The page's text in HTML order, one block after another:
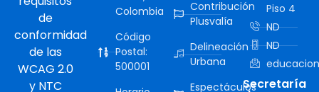
de
conformidad
de las
WCAG 2.0
y NTC
Colombia
Código
Postal:
500001
Contribución
Plusvalía
Delineación
Urbana
Espectáculos
Piso 4
ND
ND
Secretaría